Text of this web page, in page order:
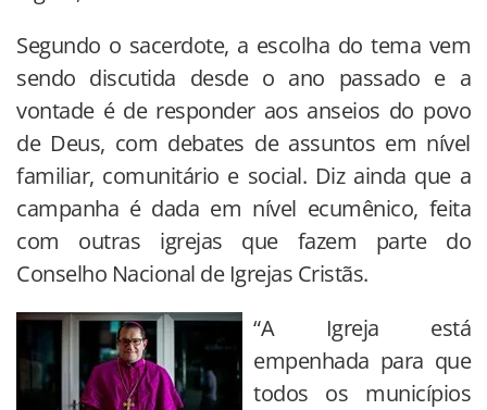
Segundo o sacerdote, a escolha do tema vem
sendo discutida desde o ano passado e a
vontade é de responder aos anseios do povo
de Deus, com debates de assuntos em nível
familiar, comunitário e social. Diz ainda que a
campanha é dada em nível ecumênico, feita
com outras igrejas que fazem parte do
Conselho Nacional de Igrejas Cristãs.
“A Igreja está
empenhada para que
todos os municípios